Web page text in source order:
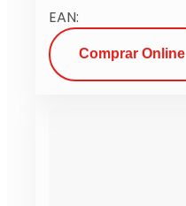
EAN:
Comprar Online